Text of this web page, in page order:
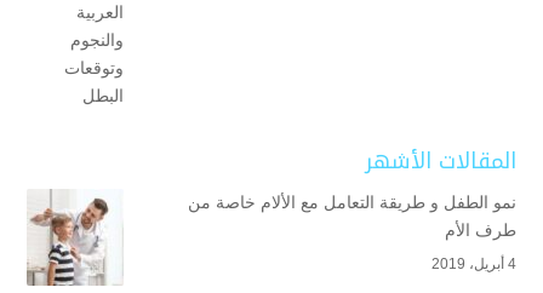
المقالات الأشهر
نمو الطفل و طريقة التعامل مع الألام خاصة من
طرف الأم
4 أبريل، 2019